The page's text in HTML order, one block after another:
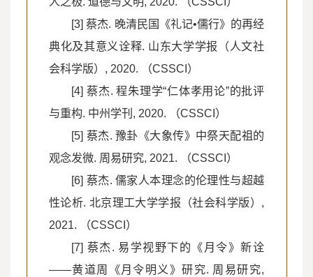
[3] 蔡杰. 晚清民国《礼记•儒行》的再经
典化及其意义诠释. 山东大学学报（人文社
会科学版）, 2020. （CSSCI）
[4] 蔡杰. 程朱理学“仁体孝用论”的批评
与重构. 中州学刊, 2020. （CSSCI）
[5] 蔡杰. 豫卦《大象传》中祭天配祖的
观念发微. 周易研究, 2021. （CSSCI）
[6] 蔡杰. 儒家人本理念的伦理性与超越
性论析. 北京理工大学学报（社会科学版）,
2021. （CSSCI）
[7] 蔡杰. 易学视野下的《月令》新诠
——黄道周《月令明义》研究. 周易研究,